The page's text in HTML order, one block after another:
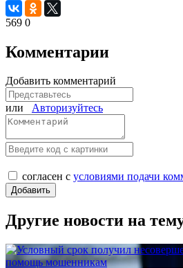
569 0
Комментарии
Добавить комментарий
или Авторизуйтесь
согласен с условиями подачи
Другие новости на